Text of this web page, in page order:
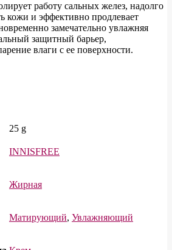
работу сальных желез, надолго
кожи и эффективно продлевает
замечательно увлажняя
защитный барьер,
влаги с ее поверхности.
25 g
INNISFREE
Жирная
Матирующий, Увлажняющий